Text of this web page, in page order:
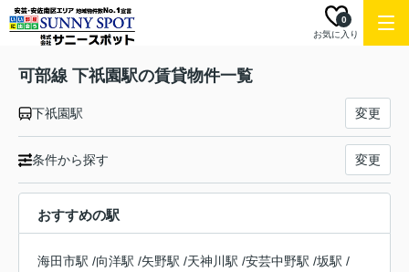
お気に入り
0
可部線 下祇園駅の賃貸物件一覧
下祇園駅 変更
条件から探す 変更
おすすめの駅
海田市駅 /向洋駅 /矢野駅 /天神川駅 /安芸中野駅 /坂駅 /